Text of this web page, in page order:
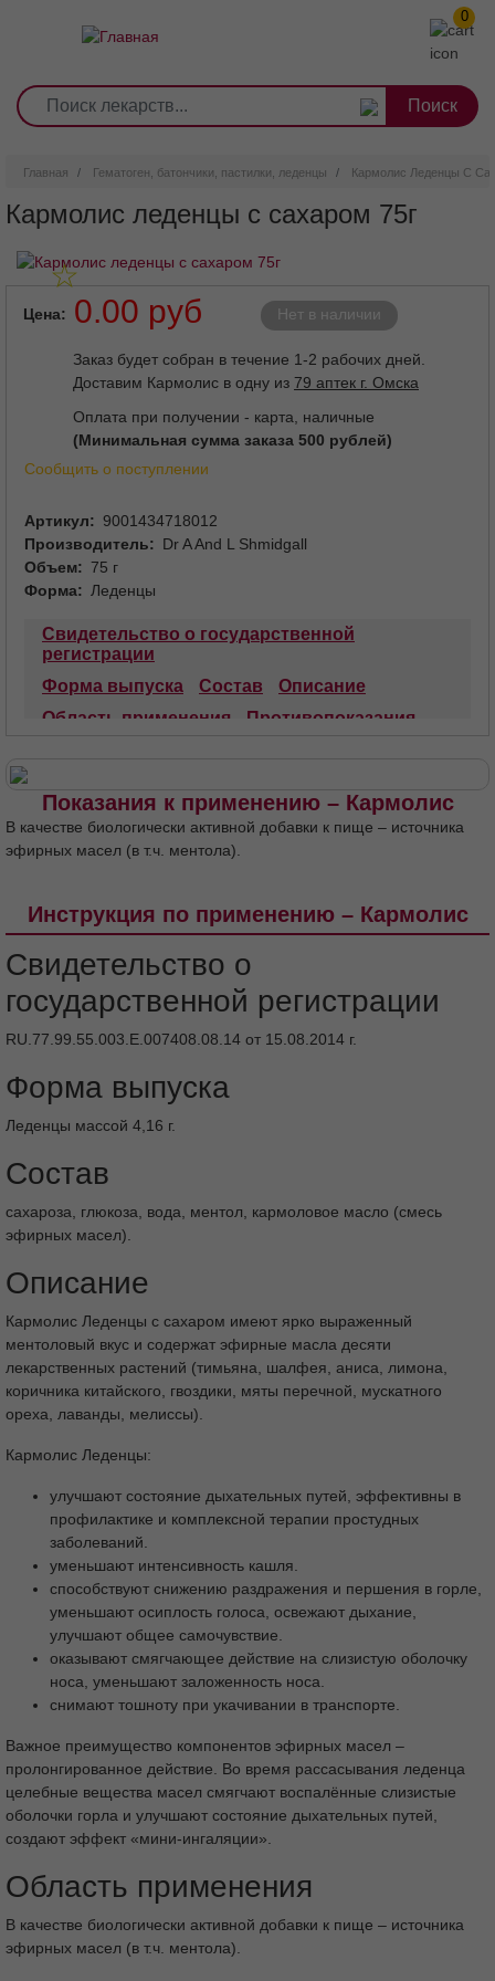
0
Главная Гематоген, батончики, пастилки, леденцы Кармолис Леденцы С
Кармолис леденцы с сахаром 75г
Цена 0.00 руб Нет в наличии
Заказ будет собран в течение 1-2 рабочих дней.
Доставим Кармолис в одну из 79 аптек г. Омска
Оплата при получении - карта, наличные
(Минимальная сумма заказа 500 рублей)
Сообщить о поступлении
Артикул
9001434718012
Производитель
Dr A And L Shmidgall
Объем
75 г
Форма
Леденцы
Свидетельство о государственной
регистрации
Форма выпуска
Состав
Описание
Область применения
Противопоказания
Срок годности
Показания к применению – Кармолис
В качестве биологически активной добавки к пище – источника
эфирных масел (в т.ч. ментола).
Инструкция по применению – Кармолис
Свидетельство о
государственной регистрации
RU.77.99.55.003.Е.007408.08.14 от 15.08.2014 г.
Форма выпуска
Леденцы массой 4,16 г.
Состав
сахароза, глюкоза, вода, ментол, кармоловое масло (смесь
эфирных масел).
Описание
Кармолис Леденцы с сахаром имеют ярко выраженный
ментоловый вкус и содержат эфирные масла десяти
лекарственных растений (тимьяна, шалфея, аниса, лимона,
коричника китайского, гвоздики, мяты перечной, мускатного
ореха, лаванды, мелиссы).
Кармолис Леденцы:
улучшают состояние дыхательных путей, эффективны в
профилактике и комплексной терапии простудных
заболеваний.
уменьшают интенсивность кашля.
способствуют снижению раздражения и першения в горле,
уменьшают осиплость голоса, освежают дыхание,
улучшают общее самочувствие.
оказывают смягчающее действие на слизистую оболочку
носа, уменьшают заложенность носа.
снимают тошноту при укачивании в транспорте.
Важное преимущество компонентов эфирных масел –
пролонгированное действие. Во время рассасывания леденца
целебные вещества масел смягчают воспалённые слизистые
оболочки горла и улучшают состояние дыхательных путей,
создают эффект «мини-ингаляции».
Область применения
В качестве биологически активной добавки к пище – источника
эфирных масел (в т.ч. ментола).